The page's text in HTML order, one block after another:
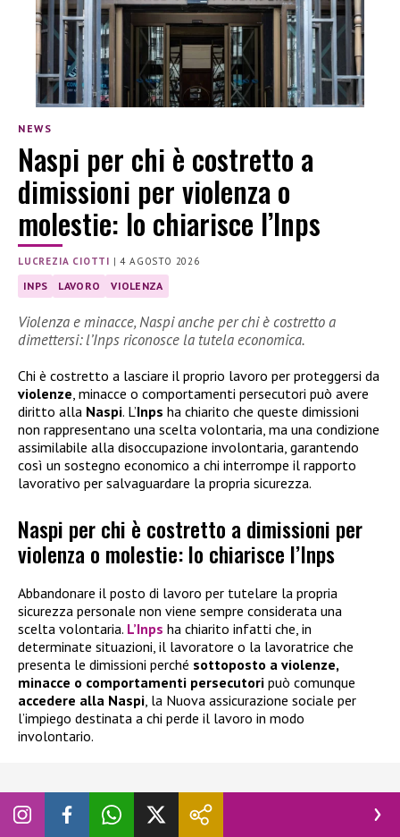
NEWS
Naspi per chi è costretto a
dimissioni per violenza o
molestie: lo chiarisce l’Inps
LUCREZIA CIOTTI |4 AGOSTO 2026
INPS LAVORO VIOLENZA
Violenza e minacce, Naspi anche per chi è costretto a
dimettersi: l’Inps riconosce la tutela economica.
Chi è costretto a lasciare il proprio lavoro per proteggersi da
violenze, minacce o comportamenti persecutori può avere
diritto alla Naspi. L’Inps ha chiarito che queste dimissioni
non rappresentano una scelta volontaria, ma una condizione
assimilabile alla disoccupazione involontaria, garantendo
così un sostegno economico a chi interrompe il rapporto
lavorativo per salvaguardare la propria sicurezza.
Naspi per chi è costretto a dimissioni per
violenza o molestie: lo chiarisce l’Inps
Abbandonare il posto di lavoro per tutelare la propria
sicurezza personale non viene sempre considerata una
scelta volontaria. L’Inps ha chiarito infatti che, in
determinate situazioni, il lavoratore o la lavoratrice che
presenta le dimissioni perché sottoposto a violenze,
minacce o comportamenti persecutori può comunque
accedere alla Naspi , la Nuova assicurazione sociale per
l’impiego destinata a chi perde il lavoro in modo
involontario.